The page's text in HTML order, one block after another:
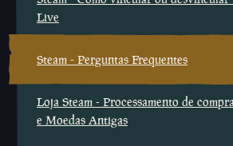
Live
Steam - Perguntas Frequentes
Loja Steam - Processamento de
e Moedas Antigas